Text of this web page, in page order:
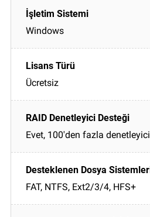
Windows
Ücretsiz
Evet, 100'den fazla denetleyici
FAT, NTFS, Ext2/3/4, HFS+